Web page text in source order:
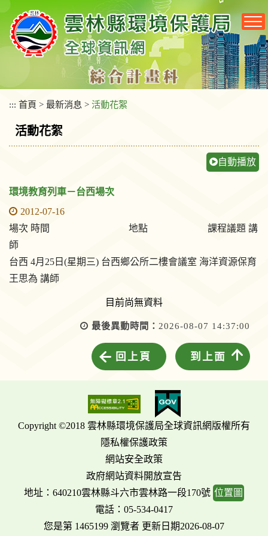
要
區
::: 首頁 > 最新消息 > 活動花絮
活動花絮
自動播放
環境教育列車－台西場次
2012-07-16
場次 時間 地點 課程議題 講
師
台西 4月25日(星期三) 台西鄉公所二樓會議室 海洋資源保育
王思為 講師
目前尚無資料
最後異動時間： 2026-08-07 14:37:00
回上頁 到上面
Copyright ©2018 雲林縣環境保護局全球資訊網版權所有
隱私權保護政策
網站安全政策
政府網站資料開放宣告
地址：640210雲林縣斗六市雲林路一段170號 位置圖
電話：05-534-0417
您是第 1465199 瀏覽者 更新日期2026-08-07